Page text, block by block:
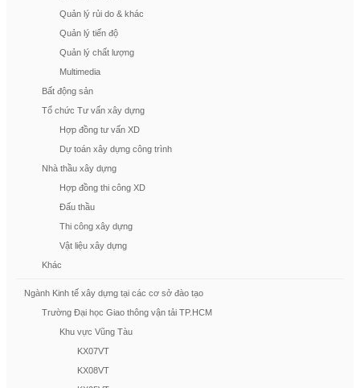
Quản lý rủi do & khác
Quản lý tiến độ
Quản lý chất lượng
Multimedia
Bất động sản
Tổ chức Tư vấn xây dựng
Hợp đồng tư vấn XD
Dự toán xây dựng công trình
Nhà thầu xây dựng
Hợp đồng thi công XD
Đấu thầu
Thi công xây dựng
Vật liệu xây dựng
Khác
Ngành Kinh tế xây dựng tại các cơ sở đào tạo
Trường Đại học Giao thông vận tải TP.HCM
Khu vực Vũng Tàu
KX07VT
KX08VT